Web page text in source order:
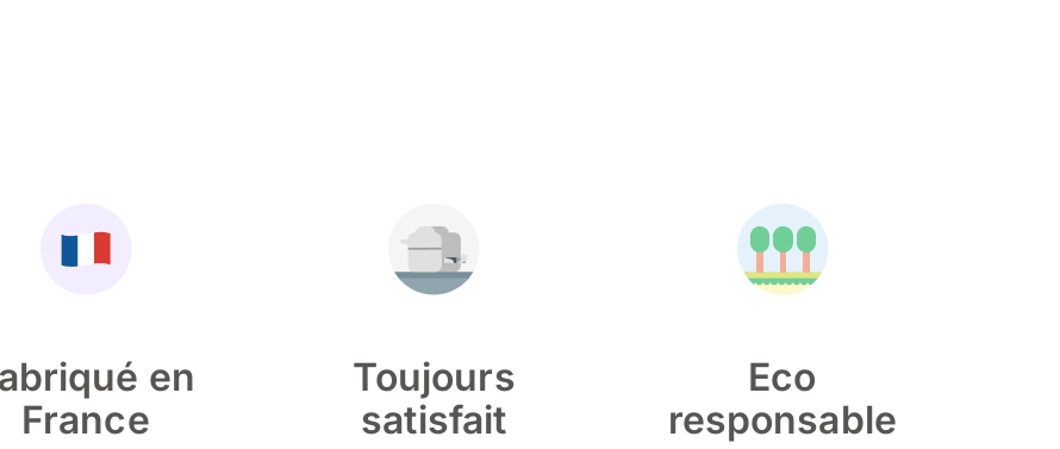
en
France
Toujours
satisfait
Eco
responsable